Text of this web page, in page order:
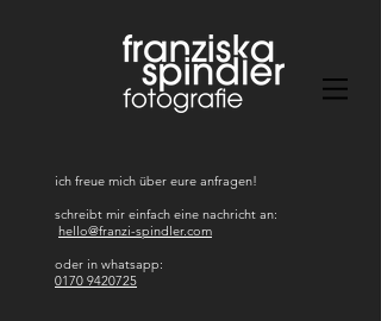
ich freue mich über eure anfragen!
schreibt mir einfach eine nachricht an:
hello@franzi-spindler.com
oder in whatsapp:
0170 9420725